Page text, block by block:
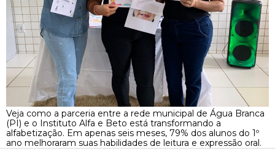
Veja como a parceria entre a rede municipal de Água Branca
(PI) e o Instituto Alfa e Beto está transformando a
alfabetização. Em apenas seis meses, 79% dos alunos do 1º
ano melhoraram suas habilidades de leitura e expressão oral.